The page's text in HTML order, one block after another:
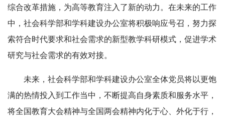
综合改革措施，为高等教育注入了新的动力。在未来的工作
中，社会科学部和学科建设办公室将积极响应号召，努力探
索符合时代要求和社会需求的新型教学科研模式，促进学术
研究与社会需求的有效对接。
未来，社会科学部和学科建设办公室全体党员将以更饱
满的热情投入到工作当中，不断提高自身素质和服务水平，
将全国教育大会精神与全国两会精神内化于心、外化于行，